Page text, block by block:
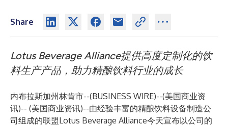
Share
Lotus Beverage Alliance提供高度定制化的饮
料生产产品， 助力精酿饮料行业的成长
内布拉斯加州林肯市--(BUSINESS WIRE)--(美国商业资
讯)-- (美国商业资讯)--由经验丰富的精酿饮料设备制造公
司组成的联盟Lotus Beverage Alliance今天宣布以公司的